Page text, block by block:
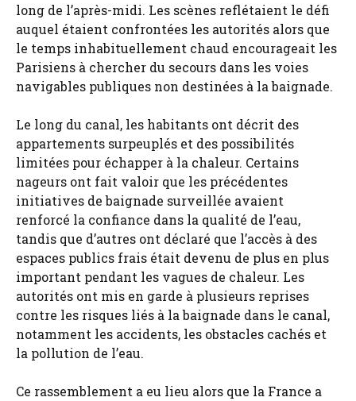
long de l’après-midi. Les scènes reflétaient le défi
auquel étaient confrontées les autorités alors que
le temps inhabituellement chaud encourageait les
Parisiens à chercher du secours dans les voies
navigables publiques non destinées à la baignade.
Le long du canal, les habitants ont décrit des
appartements surpeuplés et des possibilités
limitées pour échapper à la chaleur. Certains
nageurs ont fait valoir que les précédentes
initiatives de baignade surveillée avaient
renforcé la confiance dans la qualité de l’eau,
tandis que d’autres ont déclaré que l’accès à des
espaces publics frais était devenu de plus en plus
important pendant les vagues de chaleur. Les
autorités ont mis en garde à plusieurs reprises
contre les risques liés à la baignade dans le canal,
notamment les accidents, les obstacles cachés et
la pollution de l’eau.
Ce rassemblement a eu lieu alors que la France a